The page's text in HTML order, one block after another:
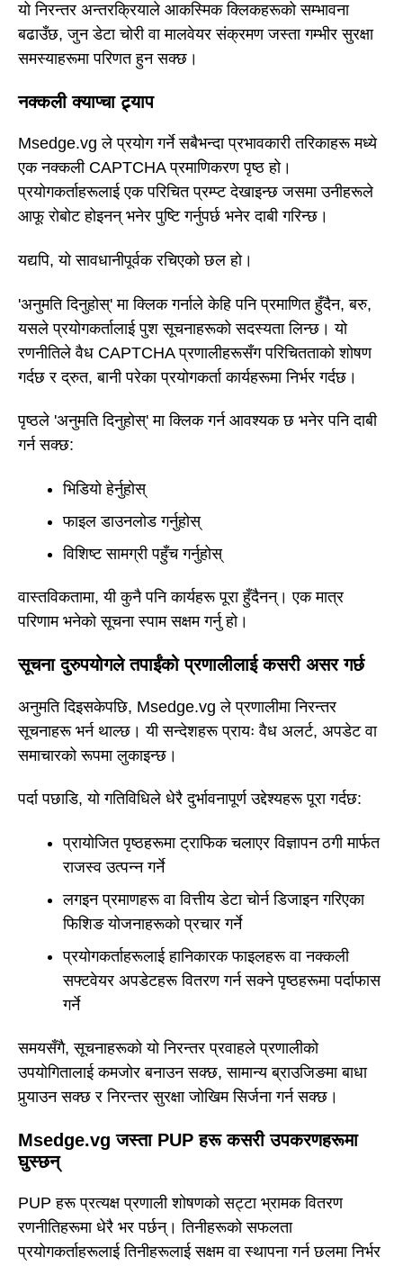
यो निरन्तर अन्तरक्रियाले आकस्मिक क्लिकहरूको सम्भावना
बढाउँछ, जुन डेटा चोरी वा मालवेयर संक्रमण जस्ता गम्भीर सुरक्षा
समस्याहरूमा परिणत हुन सक्छ।
नक्कली क्याप्चा ट्र्याप
Msedge.vg ले प्रयोग गर्ने सबैभन्दा प्रभावकारी तरिकाहरू मध्ये
एक नक्कली CAPTCHA प्रमाणिकरण पृष्ठ हो।
प्रयोगकर्ताहरूलाई एक परिचित प्रम्प्ट देखाइन्छ जसमा उनीहरूले
आफू रोबोट होइनन् भनेर पुष्टि गर्नुपर्छ भनेर दाबी गरिन्छ।
यद्यपि, यो सावधानीपूर्वक रचिएको छल हो।
'अनुमति दिनुहोस्' मा क्लिक गर्नाले केहि पनि प्रमाणित हुँदैन, बरु,
यसले प्रयोगकर्तालाई पुश सूचनाहरूको सदस्यता लिन्छ। यो
रणनीतिले वैध CAPTCHA प्रणालीहरूसँग परिचितताको शोषण
गर्दछ र द्रुत, बानी परेका प्रयोगकर्ता कार्यहरूमा निर्भर गर्दछ।
पृष्ठले 'अनुमति दिनुहोस्' मा क्लिक गर्न आवश्यक छ भनेर पनि दाबी
गर्न सक्छ:
भिडियो हेर्नुहोस्
फाइल डाउनलोड गर्नुहोस्
विशिष्ट सामग्री पहुँच गर्नुहोस्
वास्तविकतामा, यी कुनै पनि कार्यहरू पूरा हुँदैनन्। एक मात्र
परिणाम भनेको सूचना स्पाम सक्षम गर्नु हो।
सूचना दुरुपयोगले तपाईंको प्रणालीलाई कसरी असर गर्छ
अनुमति दिइसकेपछि, Msedge.vg ले प्रणालीमा निरन्तर
सूचनाहरू भर्न थाल्छ। यी सन्देशहरू प्रायः वैध अलर्ट, अपडेट वा
समाचारको रूपमा लुकाइन्छ।
पर्दा पछाडि, यो गतिविधिले धेरै दुर्भावनापूर्ण उद्देश्यहरू पूरा गर्दछ:
प्रायोजित पृष्ठहरूमा ट्राफिक चलाएर विज्ञापन ठगी मार्फत
राजस्व उत्पन्न गर्ने
लगइन प्रमाणहरू वा वित्तीय डेटा चोर्न डिजाइन गरिएका
फिशिङ योजनाहरूको प्रचार गर्ने
प्रयोगकर्ताहरूलाई हानिकारक फाइलहरू वा नक्कली
सफ्टवेयर अपडेटहरू वितरण गर्न सक्ने पृष्ठहरूमा पर्दाफास
गर्ने
समयसँगै, सूचनाहरूको यो निरन्तर प्रवाहले प्रणालीको
उपयोगितालाई कमजोर बनाउन सक्छ, सामान्य ब्राउजिङमा बाधा
पुर्‍याउन सक्छ र निरन्तर सुरक्षा जोखिम सिर्जना गर्न सक्छ।
Msedge.vg जस्ता PUP हरू कसरी उपकरणहरूमा
घुस्छन्
PUP हरू प्रत्यक्ष प्रणाली शोषणको सट्टा भ्रामक वितरण
रणनीतिहरूमा धेरै भर पर्छन्। तिनीहरूको सफलता
प्रयोगकर्ताहरूलाई तिनीहरूलाई सक्षम वा स्थापना गर्न छलमा निर्भर